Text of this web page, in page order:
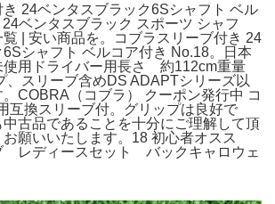
24ベンタスブラック6Sシャフト ベル
ベンタスブラック スポーツ シャフ
覧 | 安い商品を。コブラスリーブ付き 24
シャフト ベルコア付き No.18。日本
使用ドライバー用長さ 約112cm重量
スリーブ含めDS ADAPTシリーズ以
COBRA（コブラ） クーポン発行中 コ
互換スリーブ付。グリップは良好で
古品であることを十分にご理解して頂
願いいたします。18 初心者オスス
レディースセット バックキャロウェ